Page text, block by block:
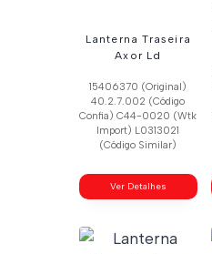
Lanterna Traseira
Axor Ld
15406370 (Original)
40.2.7.002 (Código
Confia) C44-0020 (Wtk
Import) L0313021
(Código Similar)
Ver Detalhes